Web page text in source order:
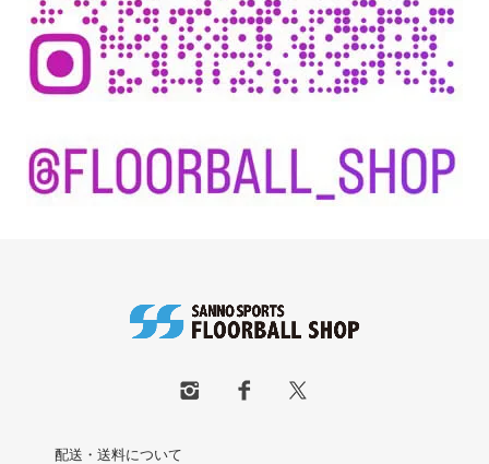
配送・送料について